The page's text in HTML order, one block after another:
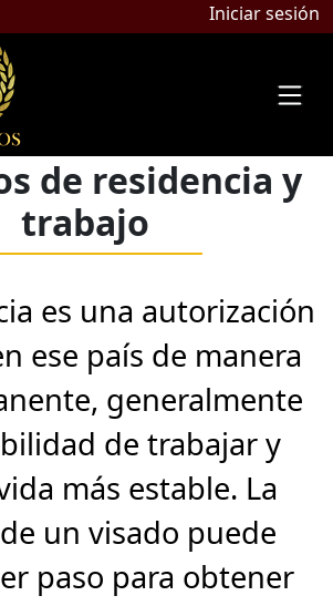
Iniciar sesión
de residencia y
trabajo
es una autorización
ese país de manera
generalmente
de trabajar y
más estable. La
un visado puede
paso para obtener